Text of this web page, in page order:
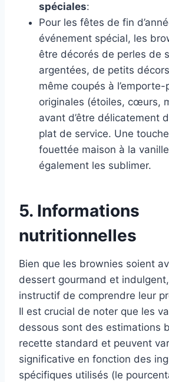
spéciales:
Pour les fêtes de fin
événement spécial, les
être décorés de perles de
argentées, de petits
même coupés à
originales (étoiles, cœurs,
avant d’être délicatement
plat de service. Une
fouettée maison à la
également les sublimer.
5. Informations
nutritionnelles
Bien que les brownies soient
dessert gourmand et
instructif de comprendre leur
Il est crucial de noter que les
dessous sont des estimations
recette standard et peuvent
significative en fonction des
spécifiques utilisés (le